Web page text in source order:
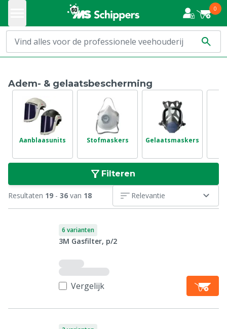
0
Adem- & gelaatsbescherming
Aanblaasunits Stofmaskers Gelaatsmaskers
Filteren
Resultaten 19 - 36 van 18 Relevantie
6 varianten
3M Gasfilter, p/2
Vergelijk